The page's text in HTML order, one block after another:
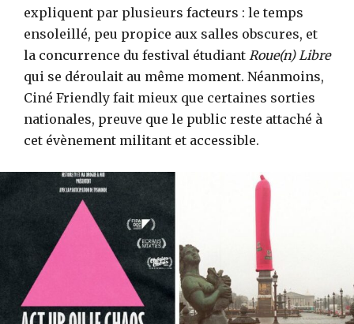
expliquent par plusieurs facteurs : le temps
ensoleillé, peu propice aux salles obscures, et
la concurrence du festival étudiant Roue(n) Libre
qui se déroulait au même moment. Néanmoins,
Ciné Friendly fait mieux que certaines sorties
nationales, preuve que le public reste attaché à
cet évènement militant et accessible.